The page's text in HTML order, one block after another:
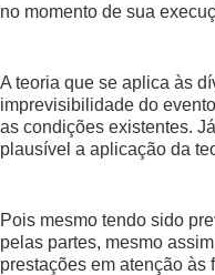
no momento de sua
A teoria que se aplica às
imprevisibilidade do
as condições existentes.
plausível a aplicação da
Pois mesmo tendo sido
pelas partes, mesmo
prestações em atenção às